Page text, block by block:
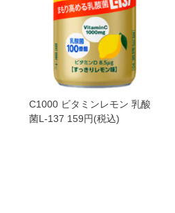
C1000 ビタミンレモン 乳酸
菌L-137 159円(税込)